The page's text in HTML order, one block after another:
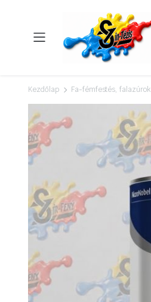
Kezdőlap Fa-fémfestés, falazúrok